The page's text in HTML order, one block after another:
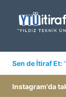
Sen de İtiraf Et:
Instagram'da